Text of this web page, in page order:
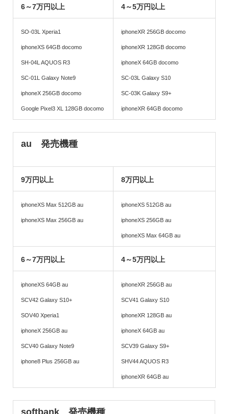
6～7万円以上 4～5万円以上
SO-03L Xperia1
iphoneXS 64GB docomo
SH-04L AQUOS R3
SC-01L Galaxy Note9
iphoneX 256GB docomo
Google Pixel3 XL 128GB docomo
iphoneXR 256GB docomo
iphoneXR 128GB docomo
iphoneX 64GB docomo
SC-03L Galaxy S10
SC-03K Galaxy S9+
iphoneXR 64GB docomo
au 発売機種
9万円以上 8万円以上
iphoneXS Max 512GB au
iphoneXS Max 256GB au
iphoneXS 512GB au
iphoneXS 256GB au
iphoneXS Max 64GB au
6～7万円以上 4～5万円以上
iphoneXS 64GB au
SCV42 Galaxy S10+
SOV40 Xperia1
iphoneX 256GB au
SCV40 Galaxy Note9
iphone8 Plus 256GB au
iphoneXR 256GB au
SCV41 Galaxy S10
iphoneXR 128GB au
iphoneX 64GB au
SCV39 Galaxy S9+
SHV44 AQUOS R3
iphoneXR 64GB au
softbank 発売機種